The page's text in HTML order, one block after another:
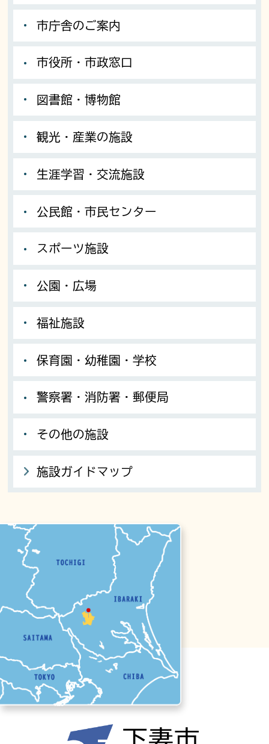
市庁舎のご案内
市役所・市政窓口
図書館・博物館
観光・産業の施設
生涯学習・交流施設
公民館・市民センター
スポーツ施設
公園・広場
福祉施設
保育園・幼稚園・学校
警察署・消防署・郵便局
その他の施設
施設ガイドマップ